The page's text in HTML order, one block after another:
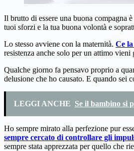
Il brutto di essere una buona compagna
tuoi sforzi e la tua buona volontà e
Lo stesso avviene con la maternità. Ce
resistenza anche solo per un attimo
Qualche giorno fa pensavo proprio a
delusione che ho causato. E quando
LEGGI ANCHE Se il bambino si
Ho sempre mirato alla perfezione pur
sempre cercato di controllare gli
sempre stata apprezzata per quello che